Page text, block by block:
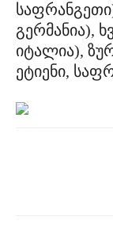
გერმანია),
იტალია),
ეტიენი,